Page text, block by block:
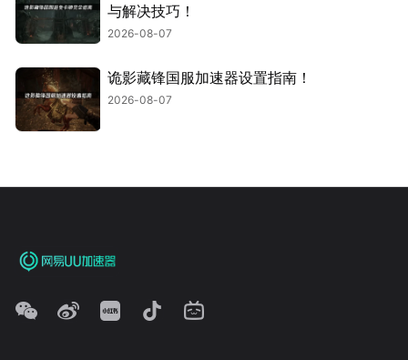
与解决技巧！
2026-08-07
诡影藏锋国服加速器设置指南！
2026-08-07